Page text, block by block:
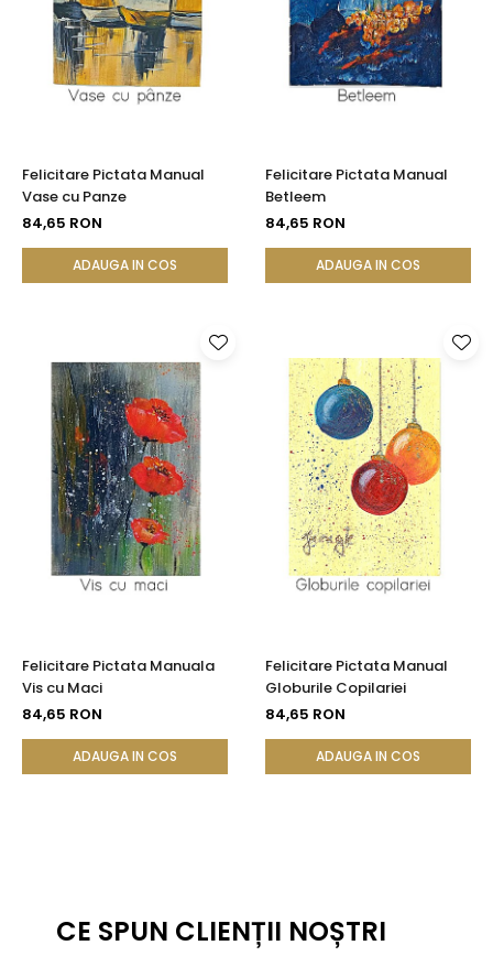
Seturi Perle cu Argint
Brățări cu Perle
Pandantive cu Perle
Felicitare Pictata Manual
Vase cu Panze
84,65 RON
ADAUGA IN COS
Felicitare Pictata Manual
Betleem
84,65 RON
ADAUGA IN COS
Felicitare Pictata Manuala
Vis cu Maci
84,65 RON
ADAUGA IN COS
Felicitare Pictata Manual
Globurile Copilariei
84,65 RON
ADAUGA IN COS
CE SPUN CLIENȚII NOȘTRI